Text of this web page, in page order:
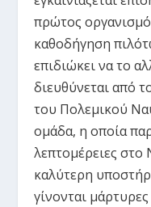
πρώτος
καθοδήγηση
επιδιώκει να το
διευθύνεται από
του Πολεμικού
ομάδα, η οποία
λεπτομέρειες στο
καλύτερη
γίνονται